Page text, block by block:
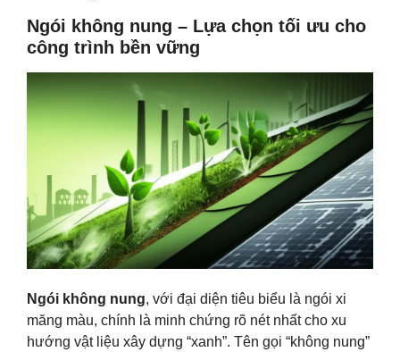
Ngói không nung – Lựa chọn tối ưu cho
công trình bền vững
Ngói không nung, với đại diện tiêu biểu là ngói xi
măng màu, chính là minh chứng rõ nét nhất cho xu
hướng vật liệu xây dựng “xanh”. Tên gọi “không nung”